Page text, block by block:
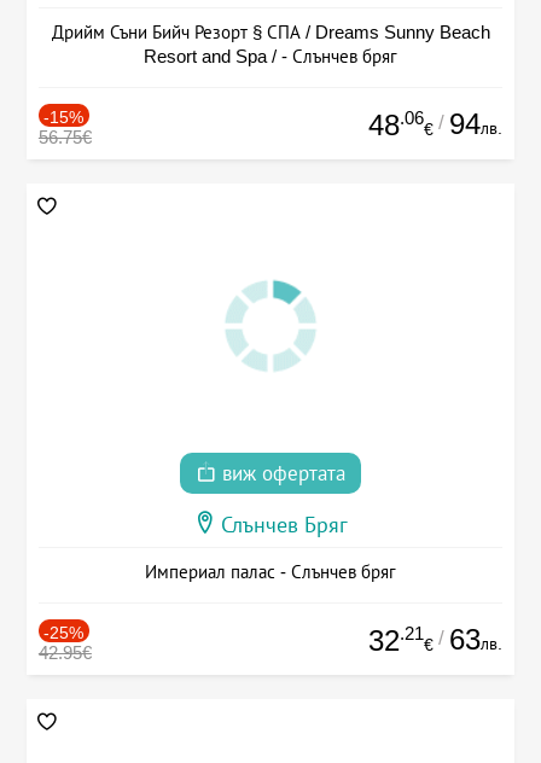
Дрийм Съни Бийч Резорт § СПА / Dreams Sunny Beach
Resort and Spa / - Слънчев бряг
-15%
56.75€ 48.06
€ / 94лв.
виж офертата
Слънчев Бряг
Империал палас - Слънчев бряг
-25%
42.95€ 32.21
€ / 63лв.